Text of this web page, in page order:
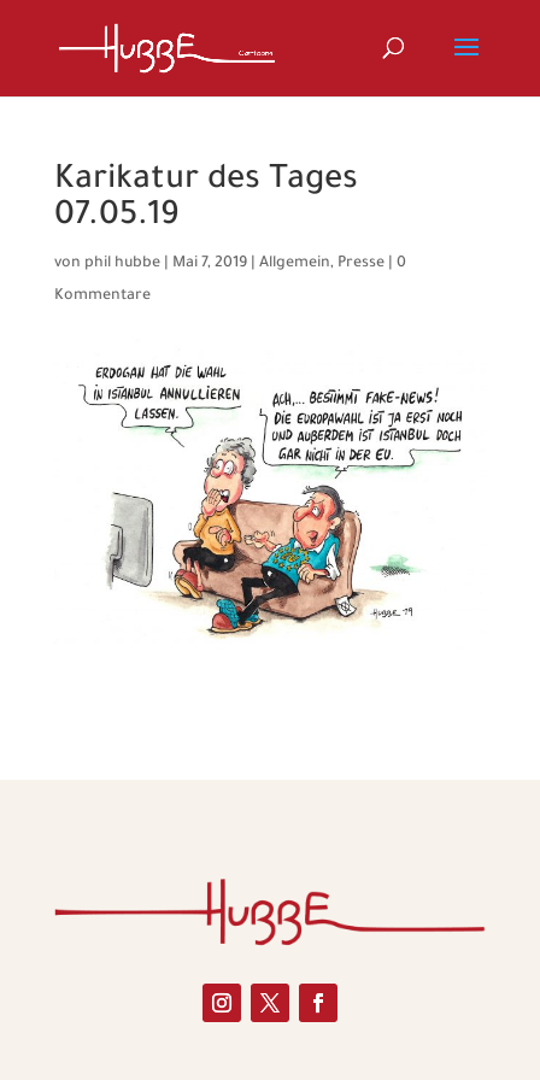
Karikatur des Tages
07.05.19
von phil hubbe| Mai 7, 2019| Allgemein, Presse| 0
Kommentare